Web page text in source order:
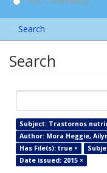
Search
Search
Subject: Trastornos
Author: Mora Heggie,
Has File(s): true ×
Date issued: 2015 ×